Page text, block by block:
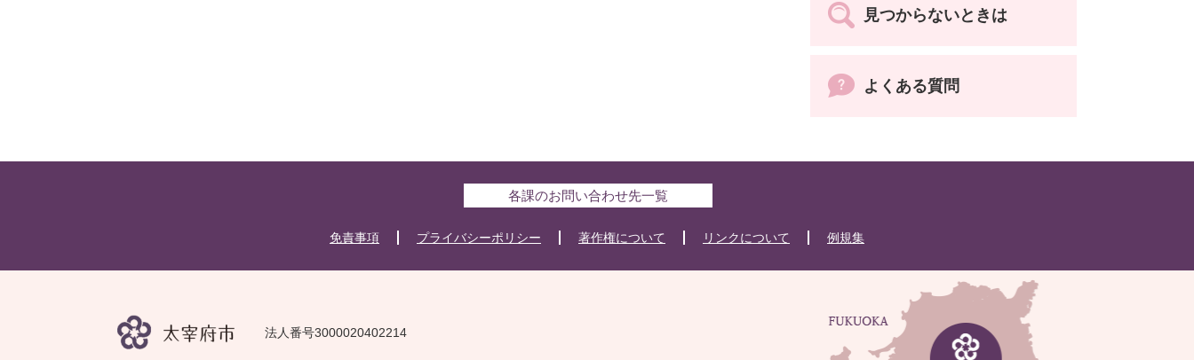
見つからないときは
よくある質問
各課のお問い合わせ先一覧
免責事項 プライバシーポリシー 著作権について リンクについて 例規集
法人番号3000020402214